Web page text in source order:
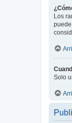
Los
Solo